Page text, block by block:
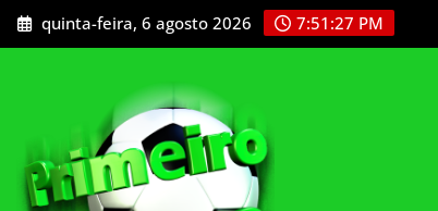
Skip
to
quinta-feira, 6 agosto 2026 7:51:29 PM